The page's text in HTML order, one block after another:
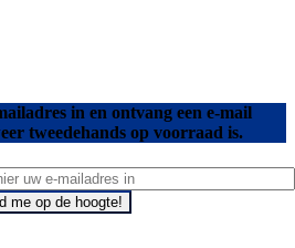
in en ontvang een e-mail
tweedehands op voorraad is.
me op de hoogte!